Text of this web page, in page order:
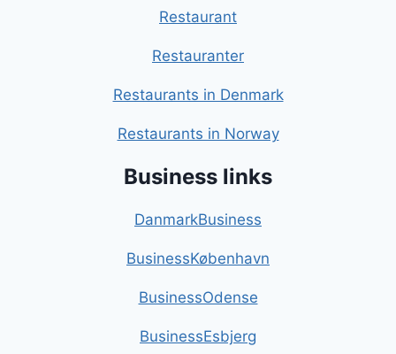
Restaurant
Restauranter
Restaurants in Denmark
Restaurants in Norway
Business links
DanmarkBusiness
BusinessKøbenhavn
BusinessOdense
BusinessEsbjerg